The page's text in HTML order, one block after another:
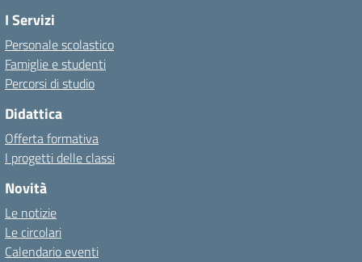
I Servizi
Personale scolastico
Famiglie e studenti
Percorsi di studio
Didattica
Offerta formativa
I progetti delle classi
Novità
Le notizie
Le circolari
Calendario eventi